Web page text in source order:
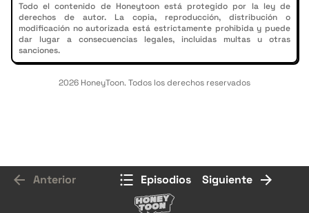
Todo el contenido de Honeytoon está protegido por la ley de
derechos de autor. La copia, reproducción, distribución o
modificación no autorizada está estrictamente prohibida y puede
dar lugar a consecuencias legales, incluidas multas u otras
sanciones.
2026 HoneyToon. Todos los derechos reservados
Anterior Episodios Siguiente